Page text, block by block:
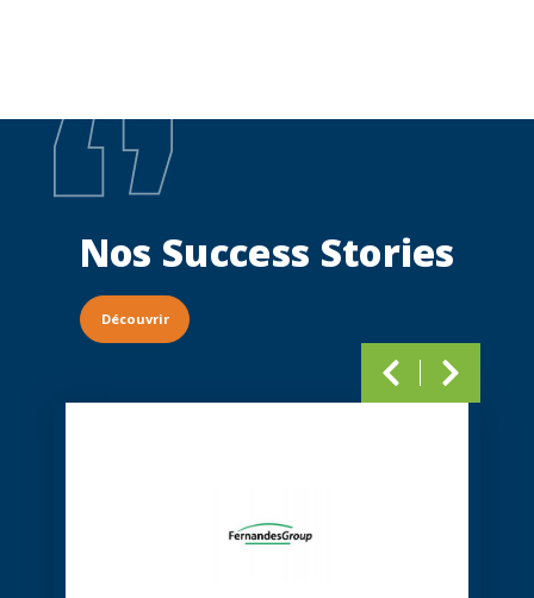
Nos Success Stories
Découvrir
Pagination